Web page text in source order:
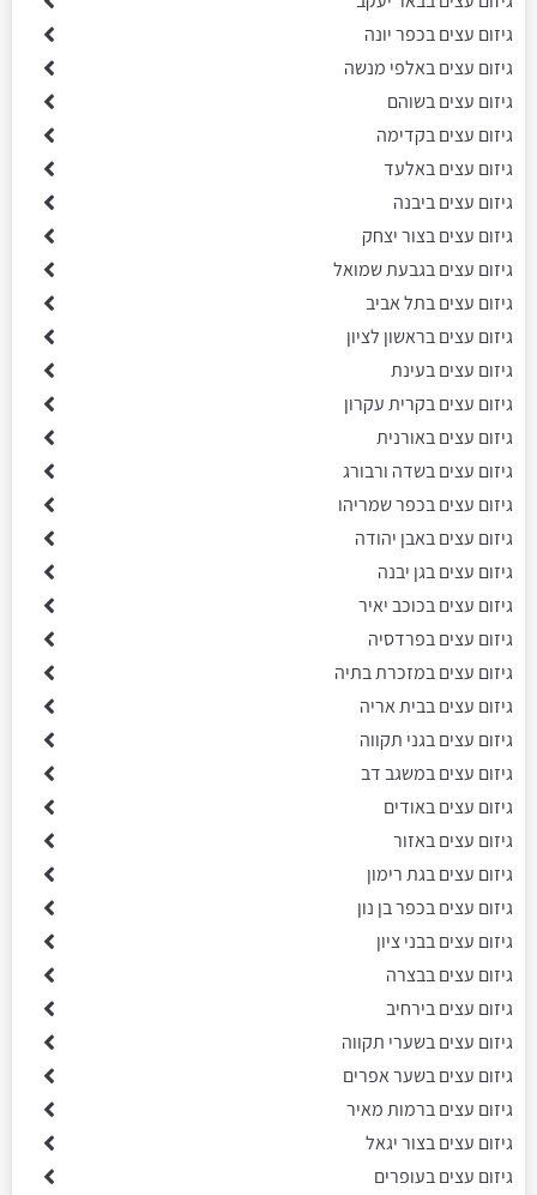
גיזום עצים בכפר יונה
גיזום עצים באלפי מנשה
גיזום עצים בשוהם
גיזום עצים בקדימה
גיזום עצים באלעד
גיזום עצים ביבנה
גיזום עצים בצור יצחק
גיזום עצים בגבעת שמואל
גיזום עצים בתל אביב
גיזום עצים בראשון לציון
גיזום עצים בעינת
גיזום עצים בקרית עקרון
גיזום עצים באורנית
גיזום עצים בשדה ורבורג
גיזום עצים בכפר שמריהו
גיזום עצים באבן יהודה
גיזום עצים בגן יבנה
גיזום עצים בכוכב יאיר
גיזום עצים בפרדסיה
גיזום עצים במזכרת בתיה
גיזום עצים בבית אריה
גיזום עצים בגני תקווה
גיזום עצים במשגב דב
גיזום עצים באודים
גיזום עצים באזור
גיזום עצים בגת רימון
גיזום עצים בכפר בן נון
גיזום עצים בבני ציון
גיזום עצים בבצרה
גיזום עצים בירחיב
גיזום עצים בשערי תקווה
גיזום עצים בשער אפרים
גיזום עצים ברמות מאיר
גיזום עצים בצור יגאל
גיזום עצים בעופרים